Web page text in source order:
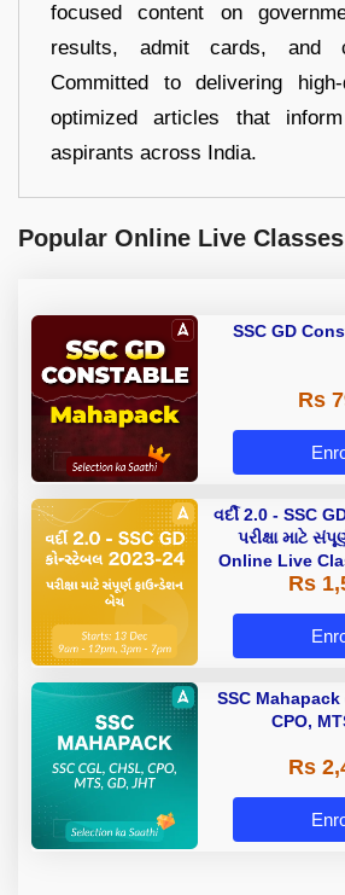
focused content on
results, admit cards, and
Committed to delivering
optimized articles that
aspirants across India.
Popular Online Live Classes
SSC GD
Rs
વર્દી 2.0 - SSC
પરીક્ષા માટે
Online Live
Rs
SSC Mahapack
CPO,
Rs